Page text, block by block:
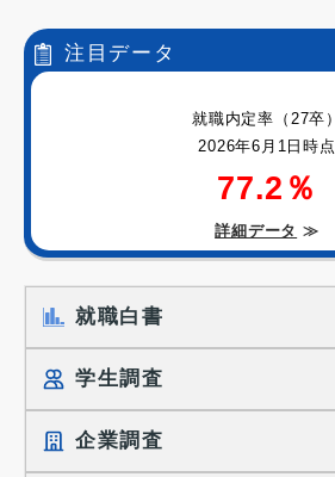
注目データ
就職内定率（27卒）
2026年6月1日時点
77.2％
詳細データ ≫
就職白書
学生調査
就職プロセス調査
企業調査